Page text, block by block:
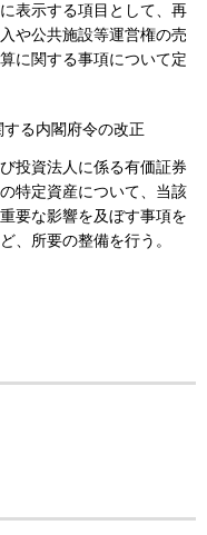
表示する項目として、再
や公共施設等運営権の売
に関する事項について定
る内閣府令の改正
投資法人に係る有価証券
特定資産について、当該
要な影響を及ぼす事項を
、所要の整備を行う。